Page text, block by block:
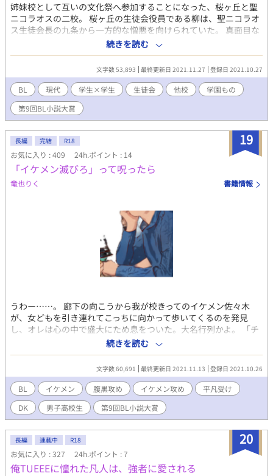
姉妹校として互いの文化祭へ参加することになった、桜ヶ丘と聖
ニコラオスの二校。 桜ヶ丘の生徒会役員である柳は、聖ニコラオ
ス生徒会長の九条から一方的な憎悪を向けられていた。 真面目な
柳と夜遊び好きな九条は、過去、アンバランスながら気が合って
親しくしていたが、一年前、九条の一言をきっかけに袂を分かっ
たのだ。 当初、将来を見据えて堅実に生きる柳へ九条は嫌悪を隠
しもしなかったが、生徒会での交流をきっかけに互いの秘密や動
機を知る。 やがて二人は秘密の交流を再開するが、それは新たな
問題の入り口に過ぎず――。
続きを読む
文字数 53,893 最終更新日 2021.11.27 登録日 2021.10.27
BL 現代 学生×学生 生徒会 他校
学園もの
第9回BL小説大賞
19
長編 完結 R18
お気に入り : 409 24h.ポイント : 14
「イケメン滅びろ」って呪ったら
竜也りく 書籍情報
うわー……。 廊下の向こうから我が校きってのイケメン佐々木
が、女どもを引き連れてこっちに向かって歩いてくるのを発見
し、オレは心の中で盛大にため息をついた。大名行列かよ。 「チ
ッ、イケメン滅びろ」 つい口からそんな言葉が転がり出た瞬間。
「うわっ！？」 腕をグイッと後ろに引っ張られたかと思ったら、
暗がりに引きずり込まれ、目の前で扉が閉まった。 -------- 腹黒系
イケメン攻×ちょっとだけお人好しなフツメン受 ※毎回2000文字
程度 ※『小説家になろう』でも掲載しています
続きを読む
文字数 60,691 最終更新日 2021.11.13 登録日 2021.10.26
BL イケメン 腹黒攻め イケメン攻め
平凡受け
DK
男子高校生 第9回BL小説大賞
20
長編 連載中 R18
お気に入り : 327 24h.ポイント : 7
俺TUEEEに憧れた凡人は、強者に愛される